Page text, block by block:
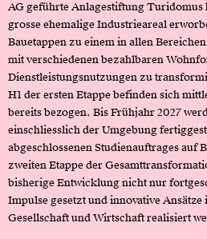
AG geführte Anlagestiftung Turidomus
grosse ehemalige Industrieareal
Bauetappen zu einem in allen
mit verschiedenen bezahlbaren
Dienstleistungsnutzungen zu
H1 der ersten Etappe befinden sich
bereits bezogen. Bis Frühjahr 2027
einschliesslich der Umgebung
abgeschlossenen Studienauftrages auf
zweiten Etappe der
bisherige Entwicklung nicht nur
Impulse gesetzt und innovative
Gesellschaft und Wirtschaft realisiert